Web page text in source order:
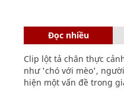
Đọc nhiều
Clip lột tả chân thực
như 'chó với mèo',
hiện một vấn đề trong